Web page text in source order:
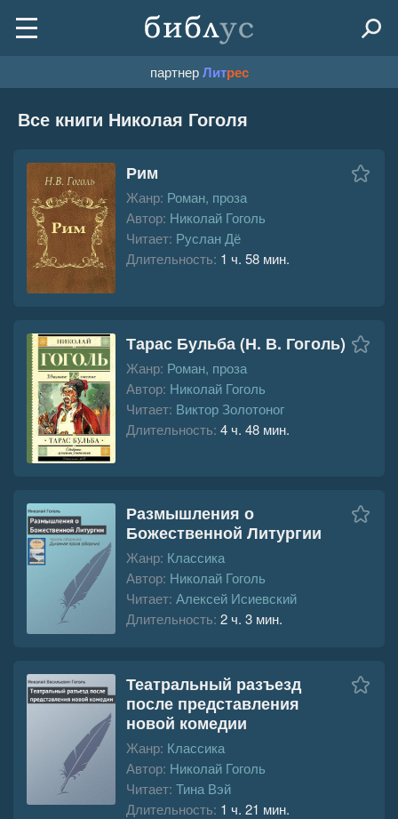
партнерЛитрес
Все книги Николая Гоголя
Рим
Жанр: Роман, проза
Автор: Николай Гоголь
Читает: Руслан Дё
Длительность: 1 ч. 58 мин.
Тарас Бульба (Н. В. Гоголь)
Жанр: Роман, проза
Автор: Николай Гоголь
Читает: Виктор Золотоног
Длительность: 4 ч. 48 мин.
Размышления о
Божественной Литургии
Жанр: Классика
Автор: Николай Гоголь
Читает: Алексей Исиевский
Длительность: 2 ч. 3 мин.
Театральный разъезд
после представления
новой комедии
Жанр: Классика
Автор: Николай Гоголь
Читает: Тина Вэй
Длительность: 1 ч. 21 мин.